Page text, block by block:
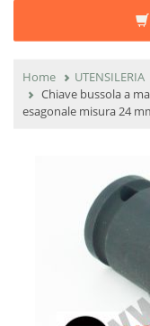
Home UTENSILERIA
Chiave bussola a
esagonale misura 24